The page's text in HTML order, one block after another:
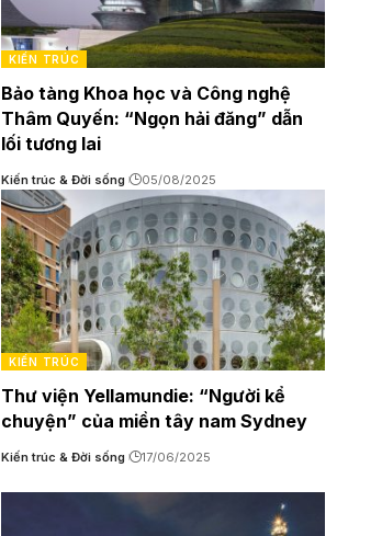
KIẾN TRÚC
Bảo tàng Khoa học và Công nghệ
Thâm Quyến: “Ngọn hải đăng” dẫn
lối tương lai
Kiến trúc & Đời sống 05/08/2025
KIẾN TRÚC
Thư viện Yellamundie: “Người kể
chuyện” của miền tây nam Sydney
Kiến trúc & Đời sống 17/06/2025